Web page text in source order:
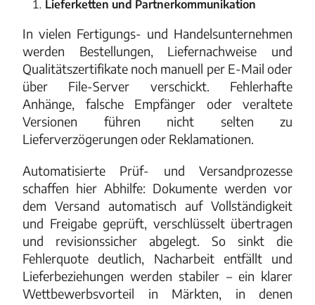
Lieferketten und Partnerkommunikation
In vielen Fertigungs- und Handelsunternehmen
werden Bestellungen, Liefernachweise und
Qualitätszertifikate noch manuell per E-Mail oder
über File-Server verschickt. Fehlerhafte
Anhänge, falsche Empfänger oder veraltete
Versionen führen nicht selten zu
Lieferverzögerungen oder Reklamationen.
Automatisierte Prüf- und Versandprozesse
schaffen hier Abhilfe: Dokumente werden vor
dem Versand automatisch auf Vollständigkeit
und Freigabe geprüft, verschlüsselt übertragen
und revisionssicher abgelegt. So sinkt die
Fehlerquote deutlich, Nacharbeit entfällt und
Lieferbeziehungen werden stabiler – ein klarer
Wettbewerbsvorteil in Märkten, in denen